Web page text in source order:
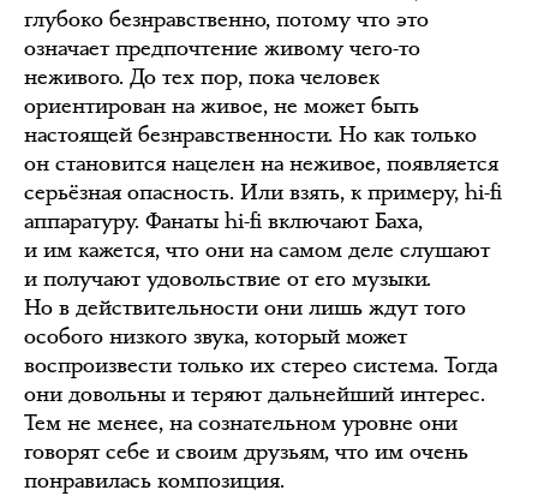
глубоко безнравственно, потому что это
означает предпочтение живому чего-то
неживого. До тех пор, пока человек
ориентирован на живое, не может быть
настоящей безнравственности. Но как только
он становится нацелен на неживое, появляется
серьёзная опасность. Или взять, к примеру, hi-fi
аппаратуру. Фанаты hi-fi включают Баха,
и им кажется, что они на самом деле слушают
и получают удовольствие от его музыки.
Но в действительности они лишь ждут того
особого низкого звука, который может
воспроизвести только их стерео система. Тогда
они довольны и теряют дальнейший интерес.
Тем не менее, на сознательном уровне они
говорят себе и своим друзьям, что им очень
понравилась композиция.